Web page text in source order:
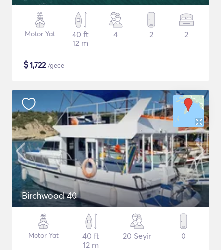
Motor Yat
40 ft
12 m
4 2 2
$1,722/gece
Birchwood 40
Motor Yat
40 ft
12 m
20 Seyir 0